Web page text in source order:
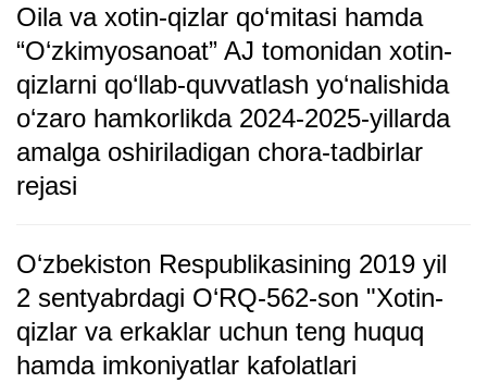
Oila va xotin-qizlar qo‘mitasi hamda
“O‘zkimyosanoat” AJ tomonidan xotin-
qizlarni qo‘llab-quvvatlash yo‘nalishida
o‘zaro hamkorlikda 2024-2025-yillarda
amalga oshiriladigan chora-tadbirlar
rejasi
O‘zbekiston Respublikasining 2019 yil
2 sentyabrdagi O‘RQ-562-son "Xotin-
qizlar va erkaklar uchun teng huquq
hamda imkoniyatlar kafolatlari